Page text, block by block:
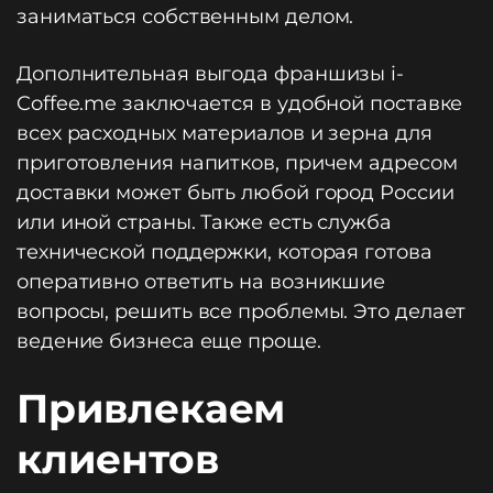
заниматься собственным делом.
Дополнительная выгода франшизы i-
Coffee.me заключается в удобной поставке
всех расходных материалов и зерна для
приготовления напитков, причем адресом
доставки может быть любой город России
или иной страны. Также есть служба
технической поддержки, которая готова
оперативно ответить на возникшие
вопросы, решить все проблемы. Это делает
ведение бизнеса еще проще.
Привлекаем
клиентов